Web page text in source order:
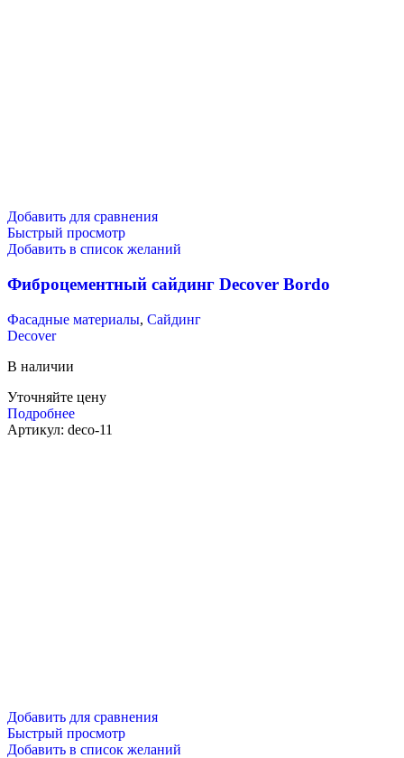
Добавить для сравнения
Быстрый просмотр
Добавить в список желаний
Фиброцементный сайдинг Decover Bordo
Фасадные материалы, Сайдинг
Decover
В наличии
Уточняйте цену
Подробнее
Артикул: deco-11
Добавить для сравнения
Быстрый просмотр
Добавить в список желаний